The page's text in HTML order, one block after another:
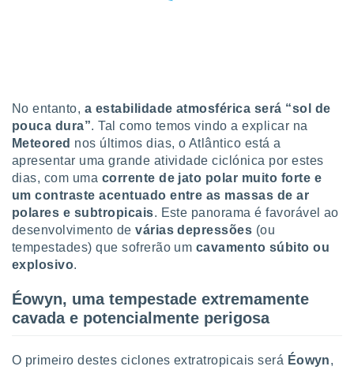
a
a
cookies,
a
site
caso,
de que
para
não
cookies
No entanto, a estabilidade atmosférica será “sol de
pouca dura”. Tal como temos vindo a explicar na
Meteored nos últimos dias, o Atlântico está a
apresentar uma grande atividade ciclónica por estes
dias, com uma corrente de jato polar muito forte e
um contraste acentuado entre as massas de ar
polares e subtropicais. Este panorama é favorável ao
desenvolvimento de várias depressões (ou
tempestades) que sofrerão um cavamento súbito ou
explosivo.
Éowyn, uma tempestade extremamente
cavada e potencialmente perigosa
O primeiro destes ciclones extratropicais será Éowyn,